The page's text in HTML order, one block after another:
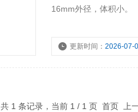
16mm外径，体积小。
更新时间：2026-07-
共 1 条记录，当前 1 / 1 页 首页 上